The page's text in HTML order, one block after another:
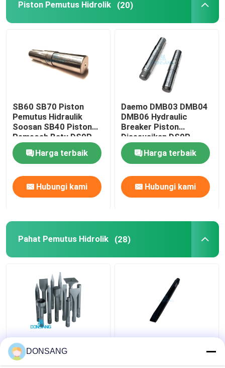
Pahat Pemutus Hidrolik
Baut Pemutus
Semak Hidrolik
Silinder Pemutus Hidraulik
Bagian Pemutus Hidrolik
Bucket Penghancur Excavator
Grapple Excavator
Mesin Ekskavator Bekas
Piston Pemutus Hidrolik (20)
SB60 SB70 Piston
Pemutus Hidraulik
Soosan SB40 Piston
Pemecah Batu DS9P
Harga terbaik
Hubungi kami
Daemo DMB03 DMB04
DMB06 Hydraulic
Breaker Piston
Disesuaikan DS9P
Harga terbaik
Hubungi kami
Pahat Pemutus Hidrolik (28)
Pahat Pemecah Batu
Hidraulik Tumpul
42Crmo 135mm Dia
DONSANG